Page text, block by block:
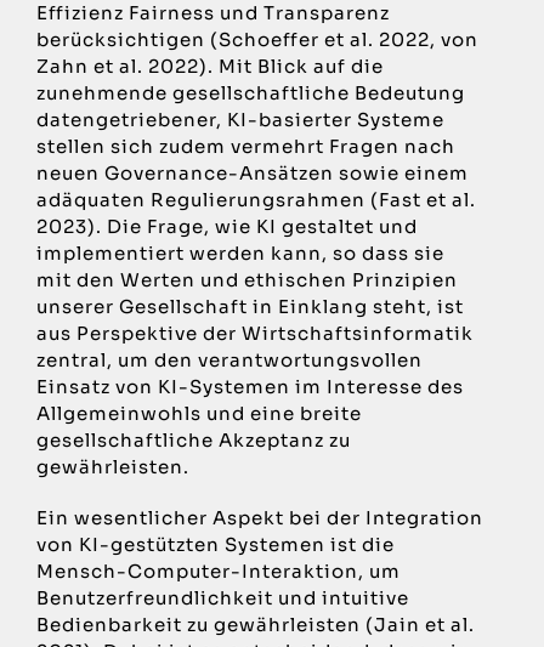
Effizienz Fairness und Transparenz
berücksichtigen (Schoeffer et al. 2022, von
Zahn et al. 2022). Mit Blick auf die
zunehmende gesellschaftliche Bedeutung
datengetriebener, KI-basierter Systeme
stellen sich zudem vermehrt Fragen nach
neuen Governance-Ansätzen sowie einem
adäquaten Regulierungsrahmen (Fast et al.
2023). Die Frage, wie KI gestaltet und
implementiert werden kann, so dass sie
mit den Werten und ethischen Prinzipien
unserer Gesellschaft in Einklang steht, ist
aus Perspektive der Wirtschaftsinformatik
zentral, um den verantwortungsvollen
Einsatz von KI-Systemen im Interesse des
Allgemeinwohls und eine breite
gesellschaftliche Akzeptanz zu
gewährleisten.
Ein wesentlicher Aspekt bei der Integration
von KI-gestützten Systemen ist die
Mensch-Computer-Interaktion, um
Benutzerfreundlichkeit und intuitive
Bedienbarkeit zu gewährleisten (Jain et al.